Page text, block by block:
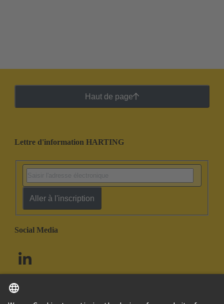
Haut de page
Lettre d'information HARTING
Aller à l'inscription
Social Media